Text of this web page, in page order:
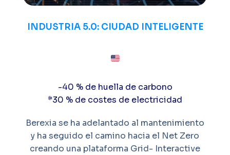
INDUSTRIA 5.0: CIUDAD INTELIGENTE
-40 % de huella de carbono
*30 % de costes de electricidad
Berexia se ha adelantado al mantenimiento
y ha seguido el camino hacia el Net Zero
creando una plataforma Grid- Interactive